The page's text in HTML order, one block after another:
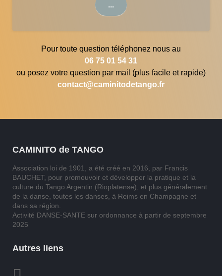
...
Pour toute question téléphonez nous au
06 75 01 54 31
ou posez votre question par mail (plus facile et rapide)
contact@caminitodetango.fr
CAMINITO de TANGO
Association loi de 1901, a été créé en 2016, par Francis
BAUCHET, pour promouvoir et développer la pratique et la
culture du Tango Argentin (Rioplatense), et plus généralement
de la danse, toutes les danses, à Reims en Champagne et
dans sa région.
Activité DANSE-SANTE sur ordonnance à partir de septembre
2025
Autres liens